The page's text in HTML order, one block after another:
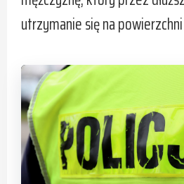
utrzymanie się na